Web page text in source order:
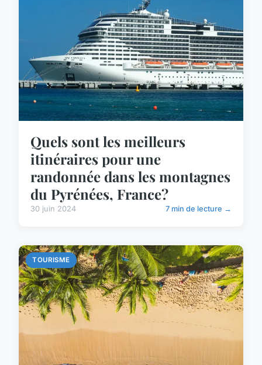
Quels sont les meilleurs
itinéraires pour une
randonnée dans les montagnes
du Pyrénées, France?
30 juin 2024 7 min de lecture →
TOURISME